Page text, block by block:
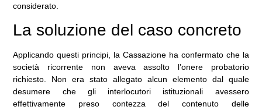
considerato.
La soluzione del caso concreto
Applicando questi principi, la Cassazione ha confermato che la
società ricorrente non aveva assolto l’onere probatorio
richiesto. Non era stato allegato alcun elemento dal quale
desumere che gli interlocutori istituzionali avessero
effettivamente preso contezza del contenuto delle